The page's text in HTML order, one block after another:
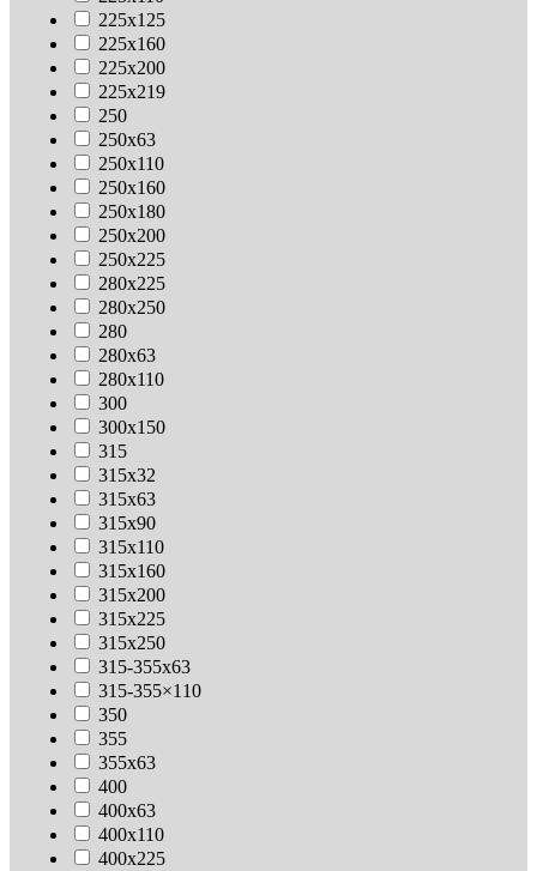
225х125
225х160
225х200
225х219
250
250х63
250х110
250х160
250х180
250х200
250х225
280х225
280х250
280
280х63
280х110
300
300х150
315
315х32
315х63
315х90
315х110
315х160
315х200
315х225
315х250
315-355х63
315-355×110
350
355
355х63
400
400х63
400х110
400х225